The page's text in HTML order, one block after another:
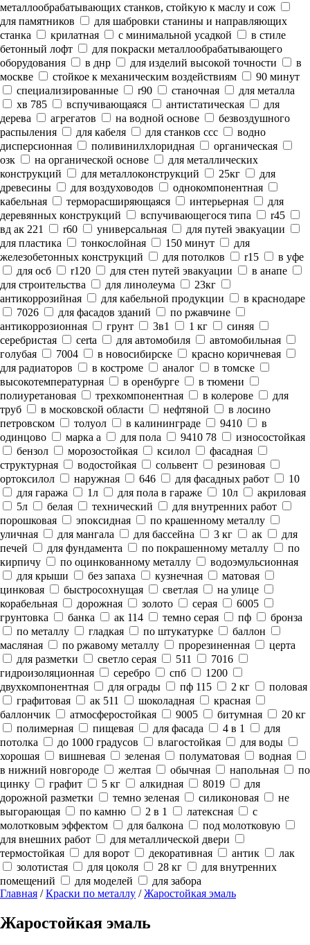
металлообрабатывающих станков, стойкую к маслу и сож
для памятников
для шабровки станины и направляющих
станка
крилатная с минимальной усадкой
в стиле
бетонный лофт
для покраски металлообрабатывающего
оборудования
в днр для изделий высокой точности
в
москве
стойкое к механическим воздействиям
90 минут
специализированные
r90 станочная
для металла
хв 785
вспучивающаяся антистатическая
для
дерева
агрегатов на водной основе
безвоздушного
распыления
для кабеля для станков ссс
водно
дисперсионная
поливинилхлоридная
органическая
озк
на органической основе
для металлических
конструкций
для металлоконструкций 25кг
для
древесины
для воздуховодов
однокомпонентная
кабельная
терморасширяющаяся интерьерная
для
деревянных конструкций
вспучивающегося типа
r45
вд ак 221
r60 универсальная
для путей эвакуации
для пластика
тонкослойная 150 минут
для
железобетонных конструкций
для потолков r15
в уфе
для осб
r120 для стен путей эвакуации
в анапе
для строительства
для линолеума
23кг
антикоррозийная
для кабельной продукции
в краснодаре
7026
для фасадов зданий
по ржавчине
антикоррозионная
грунт 3в1 1 кг
синяя
серебристая
certa для автомобиля
автомобильная
голубая
7004 в новосибирске
красно коричневая
для радиаторов
в костроме аналог
в томске
высокотемпературная
в оренбурге
в тюмени
полиуретановая
трехкомпонентная в колерове
для
труб
в московской области нефтяной
в лосино
петровском
толуол в калининграде 9410
в
одинцово
марка а для пола 9410 78
износостойкая
бензол
морозостойкая ксилол
фасадная
структурная
водостойкая сольвент
резиновая
ортоксилол
наружная 646 для фасадных работ
10
для гаража
1л для пола в гараже 10л
акриловая
5л
белая технический
для внутренних работ
порошковая
эпоксидная
по крашенному металлу
уличная
для мангала для бассейна 3 кг ак
для
печей
для фундамента по покрашенному металлу
по
кирпичу
по оцинкованному металлу
водоэмульсионная
для крыши
без запаха кузнечная
матовая
цинковая
быстросохнущая светлая
на улице
корабельная
дорожная золото серая
6005
грунтовка
банка ак 114 темно серая пф
бронза
по металлу
гладкая по штукатурке
баллон
масляная
по ржавому металлу прорезиненная
церта
для разметки
светло серая 511
7016
гидроизоляционная
серебро спб
1200
двухкомпонентная
для ограды пф 115 2 кг
половая
графитовая
ак 511 шоколадная
красная
баллончик
атмосферостойкая 9005 битумная
20 кг
полимерная
пищевая для фасада 4 в 1
для
потолка
до 1000 градусов влагостойкая
для воды
хорошая
вишневая зеленая полуматовая
водная
в нижний новгороде
желтая обычная напольная
по
цинку
графит 5 кг алкидная 8019
для
дорожной разметки
темно зеленая силиконовая
не
выгорающая
по камню 2 в 1 латексная
с
молотковым эффектом
для балкона
под молотковую
для внешних работ
для металлической двери
термостойкая
для ворот декоративная антик
лак
золотистая
для цоколя 28 кг
для внутренних
помещений
для моделей
для забора
Главная /Краски по металлу /Жаростойкая эмаль
Жаростойкая эмаль